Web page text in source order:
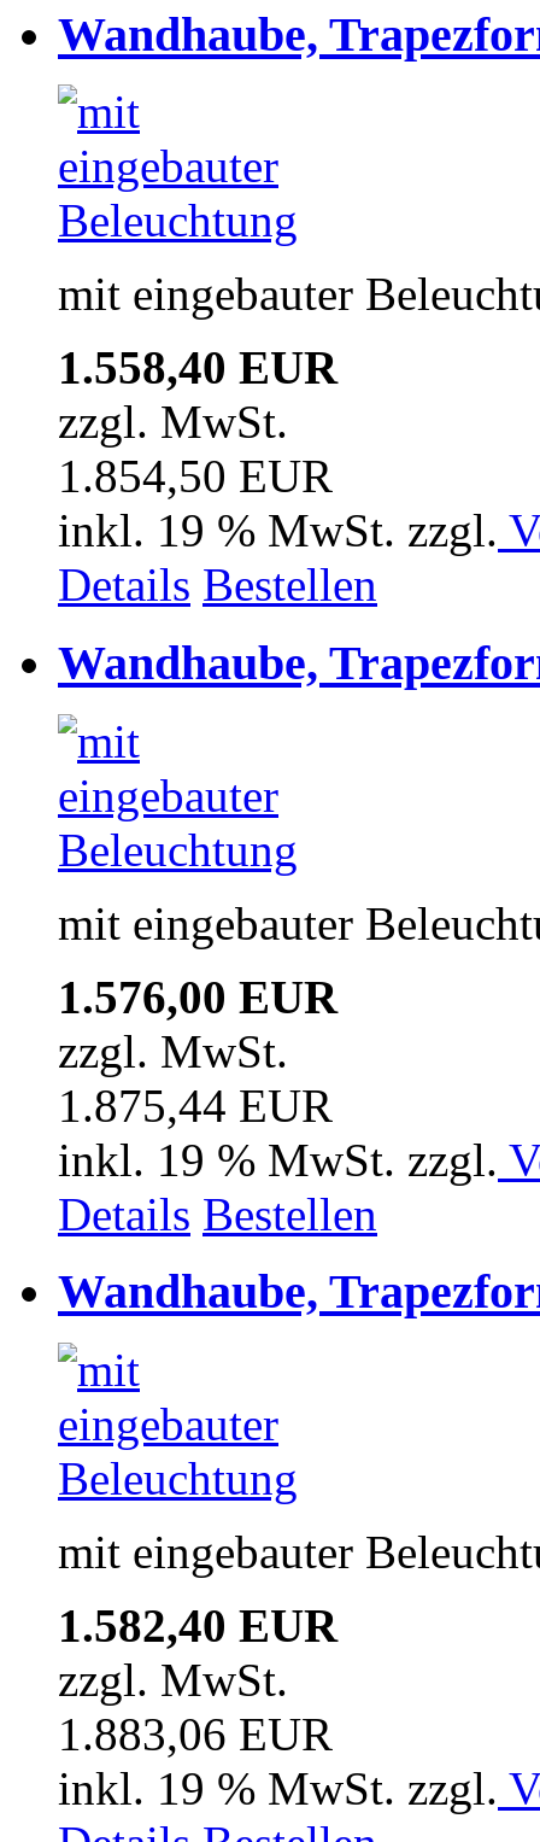
Wandhaube,
mit eingebauter
1.558,40 EUR
zzgl. MwSt.
1.854,50 EUR
inkl. 19 % MwSt. zzgl.
Details Bestellen
Wandhaube,
mit eingebauter
1.576,00 EUR
zzgl. MwSt.
1.875,44 EUR
inkl. 19 % MwSt. zzgl.
Details Bestellen
Wandhaube,
mit eingebauter
1.582,40 EUR
zzgl. MwSt.
1.883,06 EUR
inkl. 19 % MwSt. zzgl.